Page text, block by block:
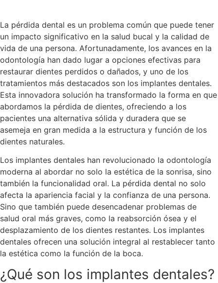
La pérdida dental es un problema común que puede tener
un impacto significativo en la salud bucal y la calidad de
vida de una persona. Afortunadamente, los avances en la
odontología han dado lugar a opciones efectivas para
restaurar dientes perdidos o dañados, y uno de los
tratamientos más destacados son los implantes dentales.
Esta innovadora solución ha transformado la forma en que
abordamos la pérdida de dientes, ofreciendo a los
pacientes una alternativa sólida y duradera que se
asemeja en gran medida a la estructura y función de los
dientes naturales.
Los implantes dentales han revolucionado la odontología
moderna al abordar no solo la estética de la sonrisa, sino
también la funcionalidad oral. La pérdida dental no solo
afecta la apariencia facial y la confianza de una persona.
Sino que también puede desencadenar problemas de
salud oral más graves, como la reabsorción ósea y el
desplazamiento de los dientes restantes. Los implantes
dentales ofrecen una solución integral al restablecer tanto
la estética como la función de la boca.
¿Qué son los implantes dentales?